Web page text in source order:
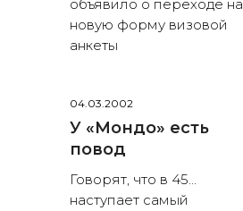
объявило о переходе на
новую форму визовой
анкеты
04.03.2002
У «Мондо» есть
повод
Говорят, что в 45...
наступает самый